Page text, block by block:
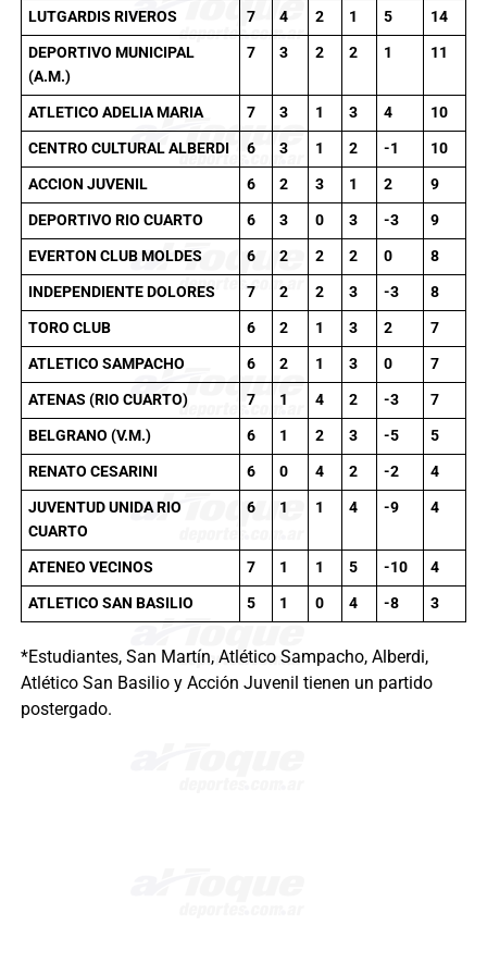
LUTGARDIS RIVEROS
7 4 2 1 5
14
DEPORTIVO MUNICIPAL
(A.M.)
7 3 2 2 1 11
ATLETICO ADELIA MARIA 7 3 1 3 4
10
CENTRO CULTURAL ALBERDI
6 3 1 2 -1
10
ACCION JUVENIL
6 2 3 1 2
9
DEPORTIVO RIO CUARTO
6 3 0 3 -3
9
EVERTON CLUB MOLDES
6 2 2 2 0
8
INDEPENDIENTE DOLORES
7 2 2 3 -3
8
TORO CLUB
6 2 1 3 2
7
ATLETICO SAMPACHO
6 2 1 3 0
7
ATENAS (RIO CUARTO)
7 1 4 2 -3
7
BELGRANO (V.M.)
6 1 2 3 -5
5
RENATO CESARINI
6 0 4 2 -2
4
JUVENTUD UNIDA RIO
CUARTO
6 1 1 4 -9 4
ATENEO VECINOS 7 1 1 5 -10
4
ATLETICO SAN BASILIO
5 1 0 4 -8 3
*Estudiantes, San Martín, Atlético Sampacho, Alberdi,
Atlético San Basilio y Acción Juvenil tienen un partido
postergado.